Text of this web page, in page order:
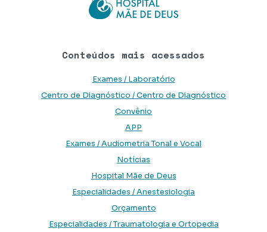
Conteúdos mais acessados
Exames / Laboratório
Centro de Diagnóstico / Centro de Diagnóstico
Convênio
APP
Exames / Audiometria Tonal e Vocal
Notícias
Hospital Mãe de Deus
Especialidades / Anestesiologia
Orçamento
Especialidades / Traumatologia e Ortopedia